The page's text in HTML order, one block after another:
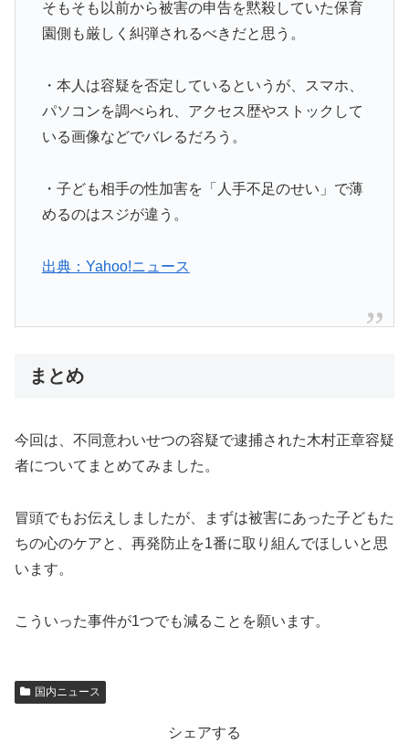
そもそも以前から被害の申告を黙殺していた保育
園側も厳しく糾弾されるべきだと思う。
・本人は容疑を否定しているというが、スマホ、
パソコンを調べられ、アクセス歴やストックして
いる画像などでバレるだろう。
・子ども相手の性加害を「人手不足のせい」で薄
めるのはスジが違う。
出典：Yahoo!ニュース
まとめ
今回は、不同意わいせつの容疑で逮捕された木村正章容疑
者についてまとめてみました。
冒頭でもお伝えしましたが、まずは被害にあった子どもた
ちの心のケアと、再発防止を1番に取り組んでほしいと思
います。
こういった事件が1つでも減ることを願います。
国内ニュース
シェアする